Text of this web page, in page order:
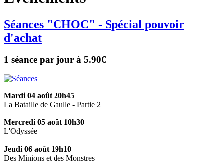
Séances "CHOC" - Spécial pouvoir
d'achat
1 séance par jour à 5.90€
Mardi 04 août 20h45
La Bataille de Gaulle - Partie 2
Mercredi 05 août 10h30
L'Odyssée
Jeudi 06 août 19h10
Des Minions et des Monstres